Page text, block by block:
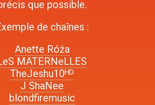
que possible.
de chaînes :
Anette Róża
MATERNeLLES
TheJeshu10ᴴᴰ
J ShaNee
blondfiremusic